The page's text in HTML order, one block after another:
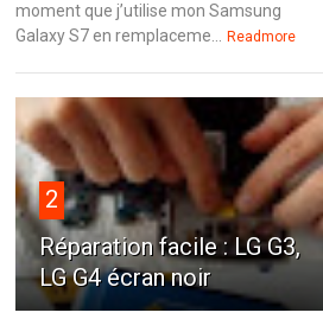
moment que j’utilise mon Samsung
Galaxy S7 en remplaceme...
Readmore
2
Réparation facile : LG G3,
LG G4 écran noir